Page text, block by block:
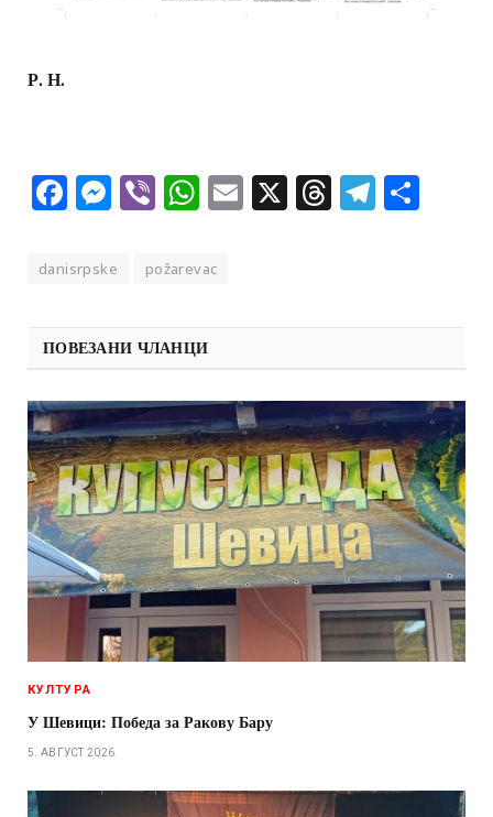
Р. Н.
Facebook
Messenger
ViberWhatsApp
Email
X Threads
danisrpske požarevac
ПОВЕЗАНИ ЧЛАНЦИ
КУЛТУРА
У Шевици: Победа за Ракову Бару
5. АВГУСТ 2026.